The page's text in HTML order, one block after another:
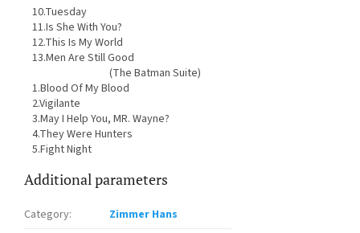
10.Tuesday
11.Is She With You?
12.This Is My World
13.Men Are Still Good
(The Batman Suite)
1.Blood Of My Blood
2.Vigilante
3.May I Help You, MR. Wayne?
4.They Were Hunters
5.Fight Night
Additional parameters
Category:
Zimmer Hans